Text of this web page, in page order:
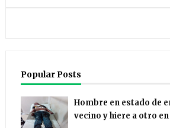
Popular Posts
Hombre en estado de
vecino y hiere a otro